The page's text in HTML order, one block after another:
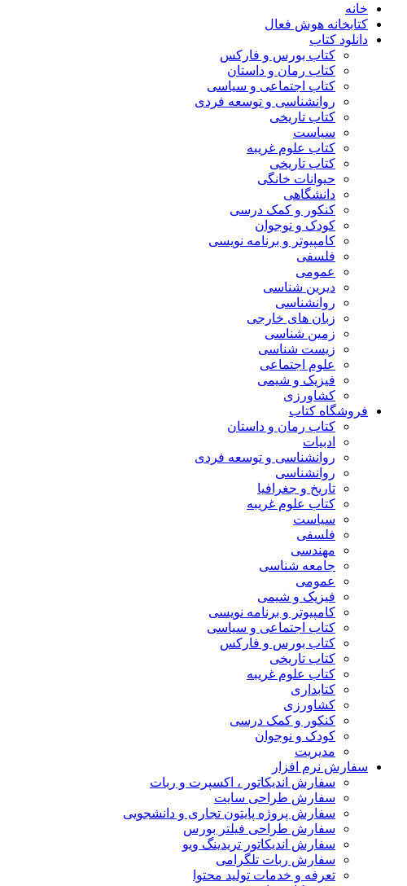
خانه
کتابخانه هوش فعال
دانلود کتاب
کتاب بورس و فارکس
کتاب رمان و داستان
کتاب اجتماعی و سیاسی
روانشناسی و توسعه فردی
کتاب تاریخی
سیاست
کتاب علوم غریبه
کتاب تاریخی
حیوانات خانگی
دانشگاهی
کنکور و کمک‌ درسی
کودک و نوجوان
کامپیوتر و برنامه نویسی
فلسفی
عمومی
دیرین شناسی
روانشناسی
زبان های خارجی
زمین شناسی
زیست شناسی
علوم اجتماعی
فیزیک و شیمی
کشاورزی
فروشگاه کتاب
کتاب رمان و داستان
ادبیات
روانشناسی و توسعه فردی
روانشناسی
تاریخ و جغرافیا
کتاب علوم غریبه
سیاست
فلسفی
مهندسی
جامعه شناسی
عمومی
فیزیک و شیمی
کامپیوتر و برنامه نویسی
کتاب اجتماعی و سیاسی
کتاب بورس و فارکس
کتاب تاریخی
کتاب علوم غریبه
کتابداری
کشاورزی
کنکور و کمک‌ درسی
کودک و نوجوان
مدیریت
سفارش نرم افزار
سفارش اندیکاتور ، اکسپرت و ربات
سفارش طراحی سایت
سفارش پروژه پایتون تجاری و دانشجویی
سفارش طراحی فیلتر بورس
سفارش اندیکاتور تریدینگ ویو
سفارش ربات تلگرامی
تعرفه و خدمات تولید محتوا